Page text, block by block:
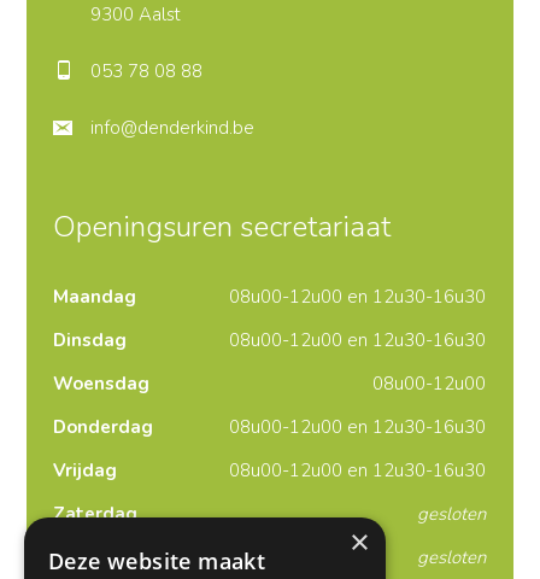
9300 Aalst
053 78 08 88
info@denderkind.be
Openingsuren secretariaat
Maandag
08u00-12u00 en 12u30-16u30
Dinsdag
08u00-12u00 en 12u30-16u30
Woensdag
08u00-12u00
Donderdag
08u00-12u00 en 12u30-16u30
Vrijdag
08u00-12u00 en 12u30-16u30
Zaterdag
gesloten
Zondag
gesloten
×
Deze website maakt